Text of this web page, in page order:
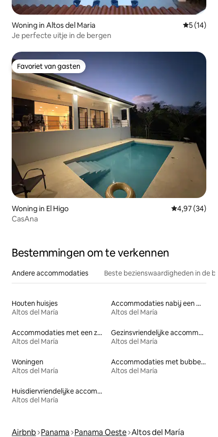
Woning in Altos del Maria
5 (14)
Je perfecte uitje in de bergen
Favoriet van gasten
Favoriet van gasten
Woning in El Higo Gemiddelde
4,97 (34)
CasAna
Bestemmingen om te verkennen
Andere accommodaties Beste bezienswaardigheden in de
Houten huisjes
Altos del María
Accommodaties nabij een meer
Altos del María
Accommodaties met een zwembad
Altos del María
Gezinsvriendelijke accommodaties
Altos del María
Woningen
Altos del María
Accommodaties met bubbelbad
Altos del María
Huisdiervriendelijke accommodaties
Altos del María
Airbnb Panama Panama Oeste Altos del María